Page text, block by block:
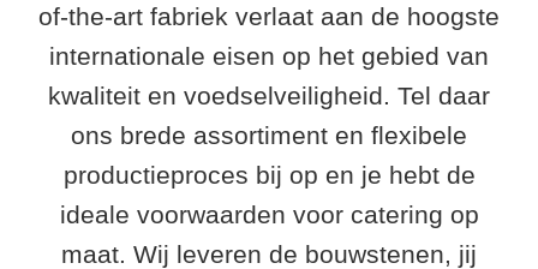
of-the-art fabriek verlaat aan de hoogste
internationale eisen op het gebied van
kwaliteit en voedselveiligheid. Tel daar
ons brede assortiment en flexibele
productieproces bij op en je hebt de
ideale voorwaarden voor catering op
maat. Wij leveren de bouwstenen, jij